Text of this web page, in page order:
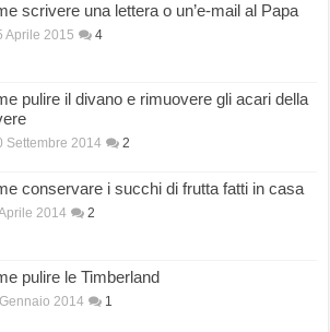
scrivere una lettera o un’e-mail al Papa
Aprile 2015 4
pulire il divano e rimuovere gli acari della
Settembre 2014 2
conservare i succhi di frutta fatti in casa
2014 2
pulire le Timberland
2014 1